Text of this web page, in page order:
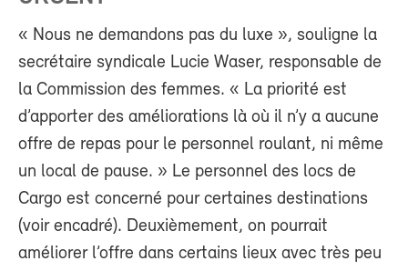
« Nous ne demandons pas du luxe », souligne la
secrétaire syndicale Lucie Waser, responsable de
la Commission des femmes. « La priorité est
d’apporter des améliorations là où il n’y a aucune
offre de repas pour le personnel roulant, ni même
un local de pause. » Le personnel des locs de
Cargo est concerné pour certaines destinations
(voir encadré). Deuxièmement, on pourrait
améliorer l’offre dans certains lieux avec très peu